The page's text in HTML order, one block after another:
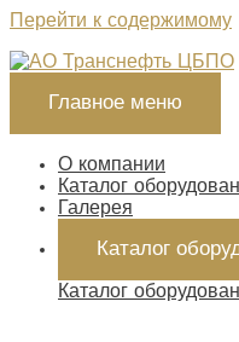
Перейти к содержимому
Главное меню
О компании
Каталог
Галерея
Каталог
Каталог